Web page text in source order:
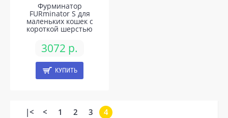
Фурминатор
FURminator S для
маленьких кошек c
короткой шерстью
3072 р.
КУПИТЬ
|< < 1 2 3 4